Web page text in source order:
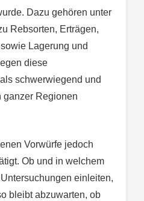
Dazu gehören unter
Rebsorten, Erträgen,
Lagerung und
diese
schwerwiegend und
ganzer Regionen
Vorwürfe jedoch
Ob und in welchem
einleiten,
bleibt abzuwarten, ob